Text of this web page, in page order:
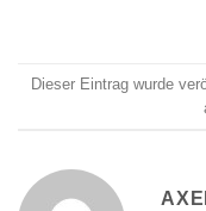
Dieser Eintrag wurde